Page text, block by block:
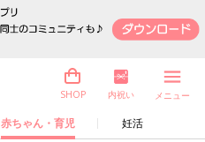
赤ちゃん・育児 妊活
SHOP 内祝い メニュー